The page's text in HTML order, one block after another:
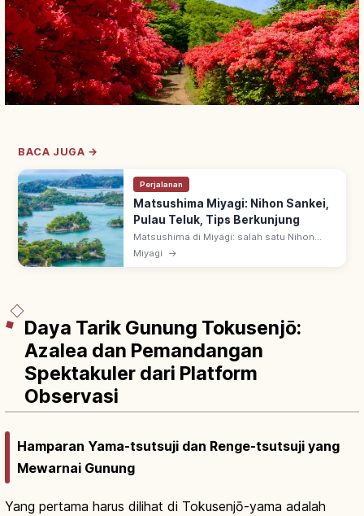
BACA JUGA →
Perjalanan
Matsushima Miyagi: Nihon Sankei,
Pulau Teluk, Tips Berkunjung
Matsushima di Miyagi: salah satu Nihon
Sankei (3 Pemandangan Terindah Jepang).
Teluk dengan banyak pulau kecil, dikunjungi
Miyagi →
Daya Tarik Gunung Tokusenjō:
Azalea dan Pemandangan
Spektakuler dari Platform
Observasi
Hamparan Yama-tsutsuji dan Renge-tsutsuji yang
Mewarnai Gunung
Yang pertama harus dilihat di Tokusenjō-yama adalah